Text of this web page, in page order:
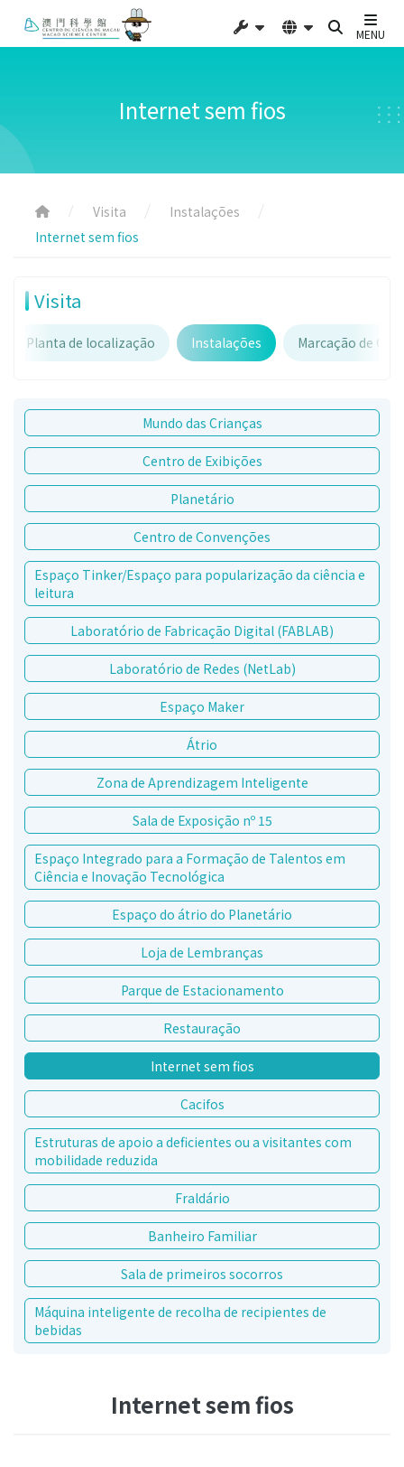
MENU
Internet sem fios
Visita
Instalações
Internet sem fios
Visita
Planta de localização Instalações Marcação de
Mundo das Crianças
Centro de Exibições
Planetário
Centro de Convenções
Espaço Tinker/Espaço para popularização da ciência e
leitura
Laboratório de Fabricação Digital (FABLAB)
Laboratório de Redes (NetLab)
Espaço Maker
Átrio
Zona de Aprendizagem Inteligente
Sala de Exposição nº 15
Espaço Integrado para a Formação de Talentos em
Ciência e Inovação Tecnológica
Espaço do átrio do Planetário
Loja de Lembranças
Parque de Estacionamento
Restauração
Internet sem fios
Cacifos
Estruturas de apoio a deficientes ou a visitantes com
mobilidade reduzida
Fraldário
Banheiro Familiar
Sala de primeiros socorros
Máquina inteligente de recolha de recipientes de
bebidas
Internet sem fios